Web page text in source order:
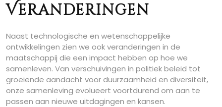
Veranderingen
Naast technologische en wetenschappelijke
ontwikkelingen zien we ook veranderingen in de
maatschappij die een impact hebben op hoe we
samenleven. Van verschuivingen in politiek beleid tot
groeiende aandacht voor duurzaamheid en diversiteit,
onze samenleving evolueert voortdurend om aan te
passen aan nieuwe uitdagingen en kansen.